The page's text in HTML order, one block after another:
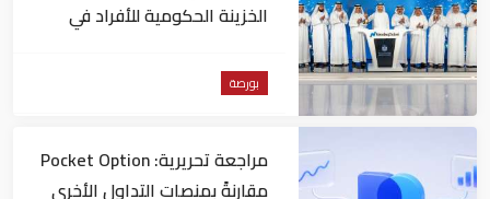
اقرأ أيضا